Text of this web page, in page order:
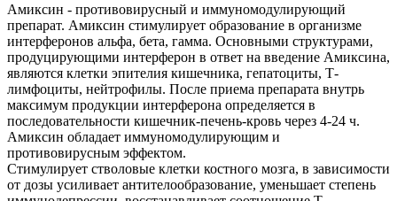
Амиксин - противовирусный и иммуномодулирующий
препарат. Амиксин стимулирует образование в организме
интерферонов альфа, бета, гамма. Основными структурами,
продуцирующими интерферон в ответ на введение Амиксина,
являются клетки эпителия кишечника, гепатоциты, Т-
лимфоциты, нейтрофилы. После приема препарата внутрь
максимум продукции интерферона определяется в
последовательности кишечник-печень-кровь через 4-24 ч.
Амиксин обладает иммуномодулирующим и
противовирусным эффектом.
Стимулирует стволовые клетки костного мозга, в зависимости
от дозы усиливает антителообразование, уменьшает степень